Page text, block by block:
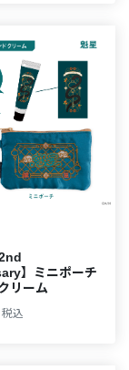
】ミニポーチ
リーム
税込